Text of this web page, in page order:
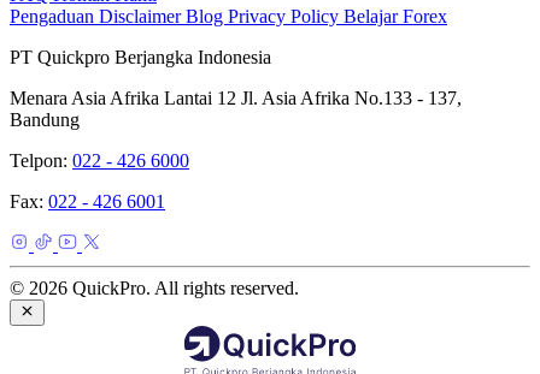
Pengaduan DisclaimerBlog Privacy Policy Belajar Forex
PT Quickpro Berjangka Indonesia
Menara Asia Afrika Lantai 12 Jl. Asia Afrika No.133 - 137,
Bandung
Telpon: 022 - 426 6000
Fax: 022 - 426 6001
© 2026 QuickPro. All rights reserved.